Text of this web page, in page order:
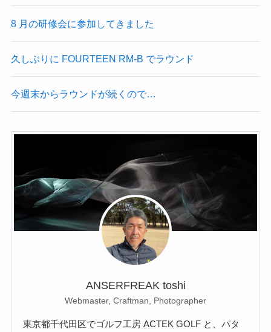
8 月の研修会に参加してきました
久しぶりに FOURTEEN RM-B でラウンド
今週末からラウンドが続くので…
ANSERFREAK toshi
Webmaster, Craftman, Photographer
東京都千代田区でゴルフ工房 ACTEK GOLF と、パタ